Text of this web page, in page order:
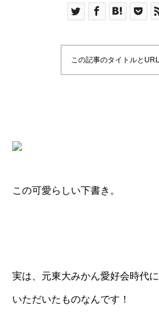
この記事のタイトルと
この可愛らしい下書き。
実は、元東大みかん愛好会時代
いただいたものなんです！